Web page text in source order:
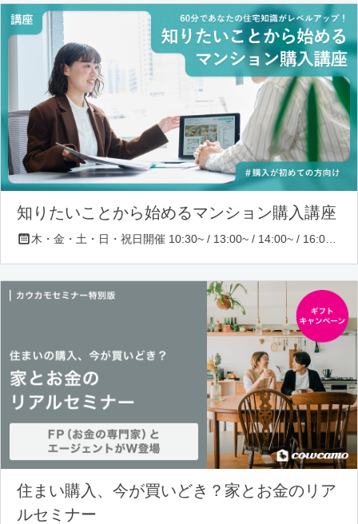
知りたいことから始めるマンション購入講座
住まい購入、今が買いどき？家とお金のリア
ルセミナー